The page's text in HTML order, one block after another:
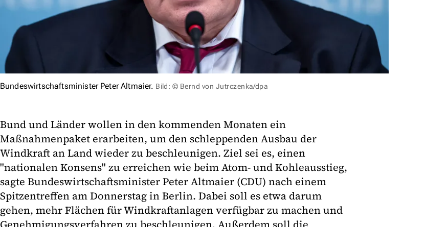
Bundeswirtschaftsminister Peter Altmaier. Bild: © Bernd von Jutrczenka/dpa
Bund und Länder wollen in den kommenden Monaten ein
Maßnahmenpaket erarbeiten, um den schleppenden Ausbau der
Windkraft an Land wieder zu beschleunigen. Ziel sei es, einen
"nationalen Konsens" zu erreichen wie beim Atom- und Kohleausstieg,
sagte Bundeswirtschaftsminister Peter Altmaier (CDU) nach einem
Spitzentreffen am Donnerstag in Berlin. Dabei soll es etwa darum
gehen, mehr Flächen für Windkraftanlagen verfügbar zu machen und